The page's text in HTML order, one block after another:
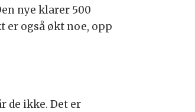
nye klarer 500
er også økt noe, opp
de ikke. Det er